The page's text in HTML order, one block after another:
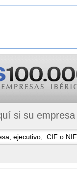
si su